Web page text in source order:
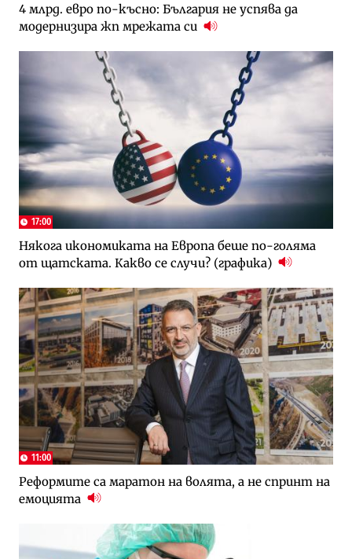
4 млрд. евро по-късно: България не успява да
модернизира жп мрежата си
17:00
Някога икономиката на Европа беше по-голяма
от щатската. Какво се случи? (графика)
11:00
Реформите са маратон на волята, а не спринт на
емоцията